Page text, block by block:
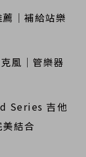
｜補給站樂
風｜管樂器
Series 吉他
結合